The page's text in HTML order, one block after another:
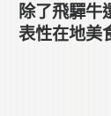
除了飛驒牛
表性在地美